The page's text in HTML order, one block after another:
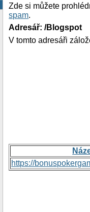
Zde si můžete
spam.
Adresář: /Blogspot
V tomto adresáři
https://